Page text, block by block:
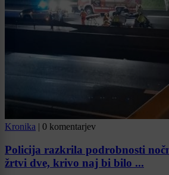
Kronika | 0 komentarjev
Policija razkrila podrobnosti
žrtvi dve, krivo naj bi bilo ...